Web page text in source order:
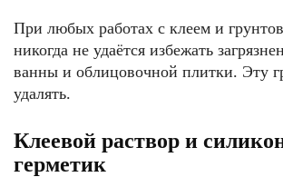
При любых работах с клеем и
никогда не удаётся избежать
ванны и облицовочной плитки. Эту
удалять.
Клеевой раствор и
герметик